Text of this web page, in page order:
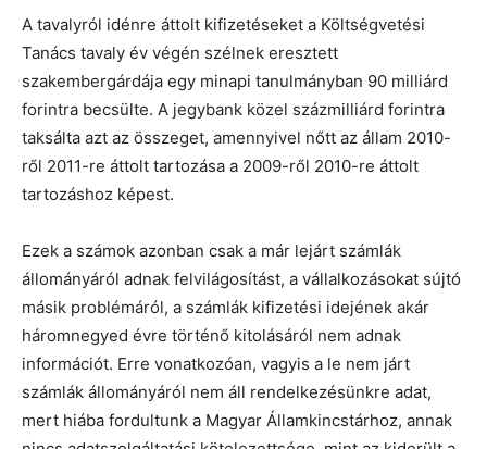
A tavalyról idénre áttolt kifizetéseket a Költségvetési
Tanács tavaly év végén szélnek eresztett
szakembergárdája egy minapi tanulmányban 90 milliárd
forintra becsülte. A jegybank közel százmilliárd forintra
taksálta azt az összeget, amennyivel nőtt az állam 2010-
ről 2011-re áttolt tartozása a 2009-ről 2010-re áttolt
tartozáshoz képest.
Ezek a számok azonban csak a már lejárt számlák
állományáról adnak felvilágosítást, a vállalkozásokat sújtó
másik problémáról, a számlák kifizetési idejének akár
háromnegyed évre történő kitolásáról nem adnak
információt. Erre vonatkozóan, vagyis a le nem járt
számlák állományáról nem áll rendelkezésünkre adat,
mert hiába fordultunk a Magyar Államkincstárhoz, annak